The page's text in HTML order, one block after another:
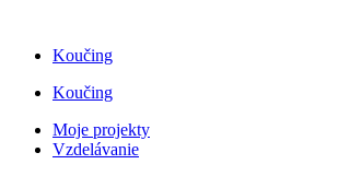
contentKoučing
Koučing
Moje projekty
Vzdelávanie